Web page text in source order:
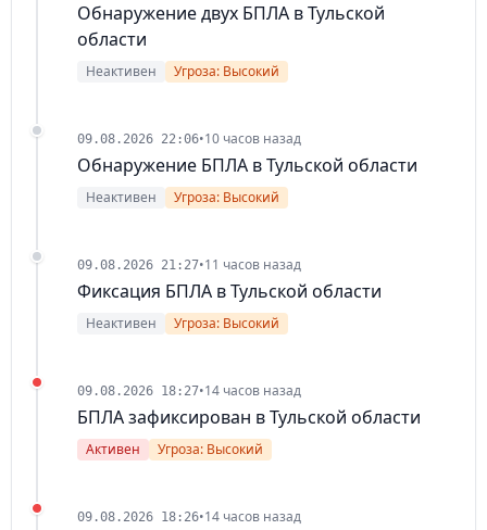
Обнаружение двух БПЛА в Тульской
области
Неактивен Угроза: Высокий
09.08.2026 22:06•10 часов назад
Обнаружение БПЛА в Тульской области
Неактивен Угроза: Высокий
09.08.2026 21:27•11 часов назад
Фиксация БПЛА в Тульской области
Неактивен Угроза: Высокий
09.08.2026 18:27•14 часов назад
БПЛА зафиксирован в Тульской области
Активен Угроза: Высокий
09.08.2026 18:26•14 часов назад